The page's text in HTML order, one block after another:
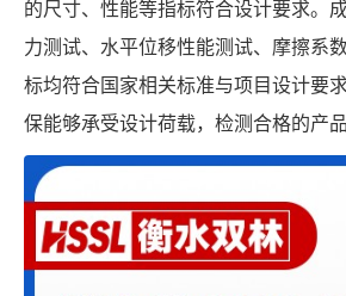
的尺寸、性能等指标符合设计要求。
力测试、水平位移性能测试、摩擦系
标均符合国家相关标准与项目设计要
保能够承受设计荷载，检测合格的产